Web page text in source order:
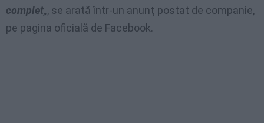
complet„, se arată într-un anunţ postat de companie,
pe pagina oficială de Facebook.